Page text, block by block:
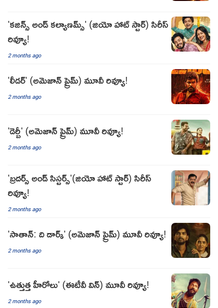
'కజిన్స్ అండ్ కల్యాణమ్స్' (జియో హాట్ స్టార్) సిరీస్
రివ్యూ!
2 months ago
'లీడర్' (అమెజాన్ ప్రైమ్) మూవీ రివ్యూ!
2 months ago
'డెర్బీ' (అమెజాన్ ప్రైమ్) మూవీ రివ్యూ!
2 months ago
'బ్రదర్స్ అండ్ సిస్టర్స్'(జియో హాట్ స్టార్) సిరీస్
రివ్యూ!
2 months ago
'సాతాన్: ది డార్క్' (అమెజాన్ ప్రైమ్) మూవీ రివ్యూ!
2 months ago
'ఉత్తుత్త హీరోలు' (ఈటీవీ విన్) మూవీ రివ్యూ!
2 months ago